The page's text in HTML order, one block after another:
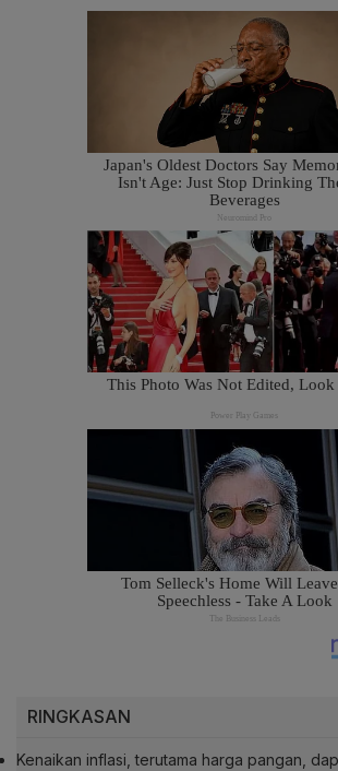
RINGKASAN
Kenaikan inflasi, terutama harga pangan,